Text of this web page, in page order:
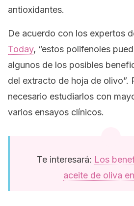
antioxidantes.
De acuerdo con los expertos
Today, “estos polifenoles
algunos de los posibles
del extracto de hoja de olivo”.
necesario estudiarlos con
varios ensayos clínicos.
Te interesará: Los
aceite de oliva